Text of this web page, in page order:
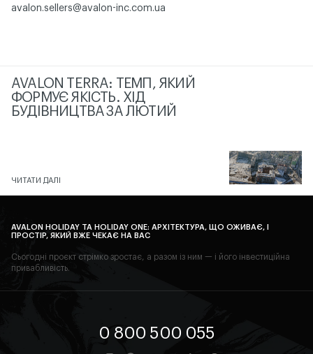
avalon.sellers@avalon-inc.com.ua
AVALON TERRA: ТЕМП, ЯКИЙ
ФОРМУЄ ЯКІСТЬ. ХІД
БУДІВНИЦТВА ЗА ЛЮТИЙ
ЧИТАТИ ДАЛІ
AVALON HOLIDAY ТА HOLIDAY ONE: АРХІТЕКТУРА, ЩО ОЖИВАЄ, І
ПРОСТІР, ЯКИЙ ВЖЕ ЧЕКАЄ НА ВАС
Сьогодні проєкт стрімко зростає, а разом із ним — і його інвестиційна
привабливість.
0 800 500 055